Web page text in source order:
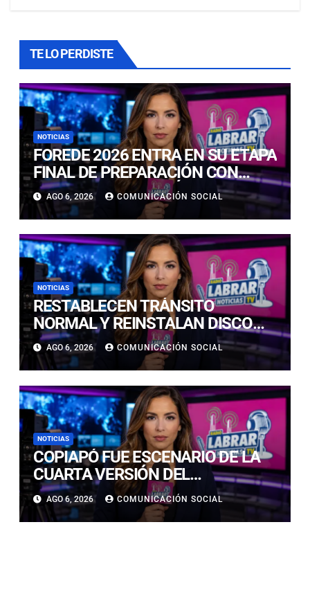
TE LO PERDISTE
NOTICIAS
FOREDE 2026 ENTRA EN SU ETAPA
FINAL DE PREPARACIÓN CON
NUEVAS TECNOLOGÍAS DE
ACCESO Y OPORTUNIDADES PARA
ATACAMA
AGO 6, 2026 COMUNICACIÓN SOCIAL
NOTICIAS
RESTABLECEN TRÁNSITO
NORMAL Y REINSTALAN DISCO
“PARE” TRAS AVANCE DE OBRAS
EN CALLE LUIS FLORES CON JULIO
PRADO
AGO 6, 2026 COMUNICACIÓN SOCIAL
NOTICIAS
COPIAPÓ FUE ESCENARIO DE LA
CUARTA VERSIÓN DEL
CAMPEONATO REGIONAL DE
BANDAS DE GUERRA
ESTUDIANTILES
AGO 6, 2026 COMUNICACIÓN SOCIAL